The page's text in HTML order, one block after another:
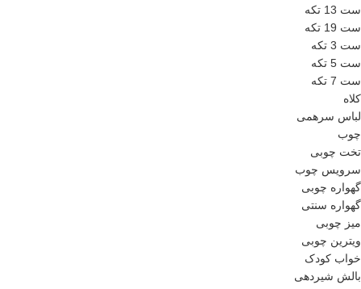
ست 13 تکه
ست 19 تکه
ست 3 تکه
ست 5 تکه
ست 7 تکه
کلاه
لباس سرهمی
چوب
تخت چوبی
سرویس چوب
گهواره چوبی
گهواره سنتی
میز چوبی
ویترین چوبی
خواب کودک
بالش شیردهی